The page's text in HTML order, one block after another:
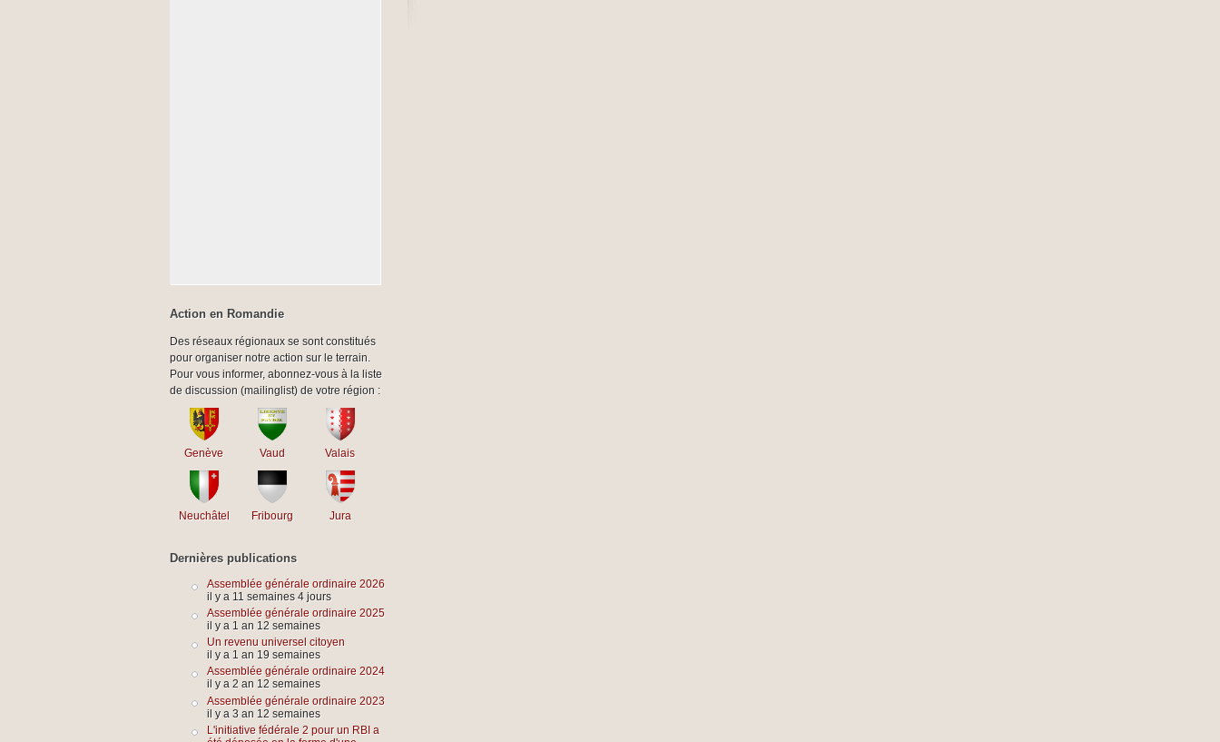
Action en Romandie
Des réseaux régionaux se sont constitués
pour organiser notre action sur le terrain.
Pour vous informer, abonnez-vous à la liste
de discussion (mailinglist) de votre région :
Genève Vaud Valais
Neuchâtel Fribourg Jura
Dernières publications
Assemblée générale ordinaire 2026
il y a 11 semaines 4 jours
Assemblée générale ordinaire 2025
il y a 1 an 12 semaines
Un revenu universel citoyen
il y a 1 an 19 semaines
Assemblée générale ordinaire 2024
il y a 2 an 12 semaines
Assemblée générale ordinaire 2023
il y a 3 an 12 semaines
L'initiative fédérale 2 pour un RBI a